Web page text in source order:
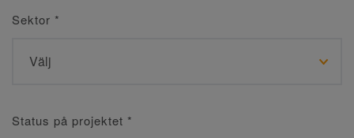
Sektor *
Status på projektet *